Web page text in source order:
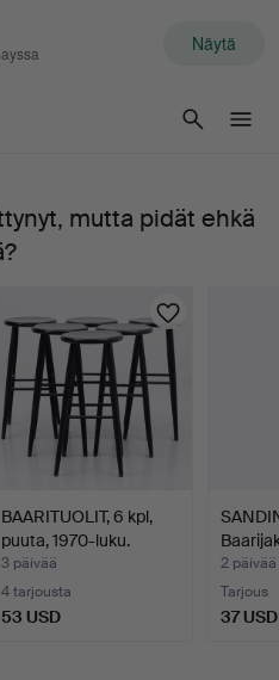
Näytä
mutta pidät ehkä
BAARITUOLIT, 6 kpl,
puuta, 1970-luku.
3 päivää
4 tarjousta
53 USD
"Ple…
2 päivää
Tarjous
37 USD